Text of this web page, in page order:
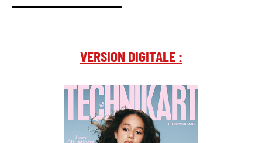
VERSION DIGITALE :